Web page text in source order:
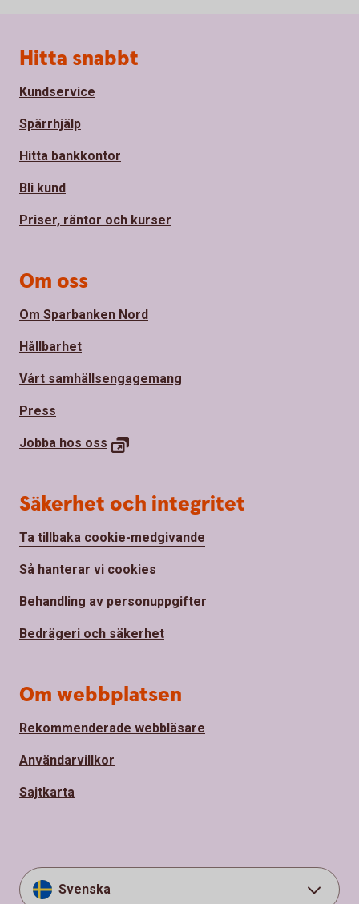
Sidfot
Hitta snabbt
Kundservice
Spärrhjälp
Hitta bankkontor
Bli kund
Priser, räntor och kurser
Om oss
Om Sparbanken Nord
Hållbarhet
Vårt samhällsengagemang
Press
Jobba hos oss
Säkerhet och integritet
Ta tillbaka cookie-medgivande
Så hanterar vi cookies
Behandling av personuppgifter
Bedrägeri och säkerhet
Om webbplatsen
Rekommenderade webbläsare
Användarvillkor
Sajtkarta
Svenska